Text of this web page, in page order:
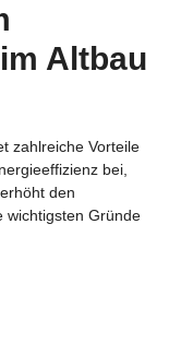
Altbau
zahlreiche Vorteile
bei,
den
wichtigsten Gründe